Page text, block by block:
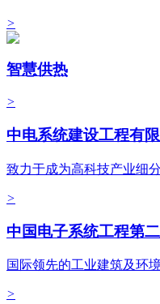
>
智慧供热
>
中电系统建设工程有
致力于成为高科技产业细
>
中国电子系统工程第
国际领先的工业建筑及环
>